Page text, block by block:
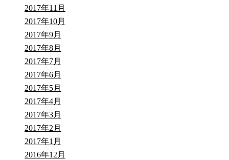
2017年11月
2017年10月
2017年9月
2017年8月
2017年7月
2017年6月
2017年5月
2017年4月
2017年3月
2017年2月
2017年1月
2016年12月